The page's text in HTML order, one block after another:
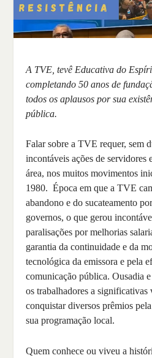
A TVE, tevê Educativa do
completando 50 anos de
todos os aplausos por sua
pública.
Falar sobre a TVE requer, sem
incontáveis ações de servidores
área, nos muitos movimentos
1980. Época em que a TVE
abandono e do sucateamento
governos, o que gerou
paralisações por melhorias
garantia da continuidade e da
tecnológica da emissora e pela
comunicação pública. Ousadia
os trabalhadores a significativas
conquistar diversos prêmios
sua programação local.
Quem conhece ou viveu a